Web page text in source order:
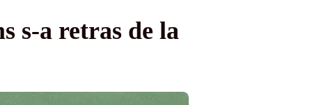
s-a retras de la